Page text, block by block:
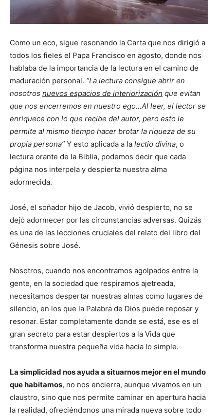
Como un eco, sigue resonando la Carta que nos dirigió a
todos los fieles el Papa Francisco en agosto, donde nos
hablaba de la importancia de la lectura en el camino de
maduración personal. “La lectura consigue abrir en
nosotros nuevos espacios de interiorización que evitan
que nos encerremos en nuestro ego…Al leer, el lector se
enriquece con lo que recibe del autor, pero esto le
permite al mismo tiempo hacer brotar la riqueza de su
propia persona” Y esto aplicada a la lectio divina, o
lectura orante de la Biblia, podemos decir que cada
página nos interpela y despierta nuestra alma
adormecida.
José, el soñador hijo de Jacob, vivió despierto, no se
dejó adormecer por las circunstancias adversas. Quizás
es una de las lecciones cruciales del relato del libro del
Génesis sobre José.
Nosotros, cuando nos encontramos agolpados entre la
gente, en la sociedad que respiramos ajetreada,
necesitamos despertar nuestras almas como lugares de
silencio, en los que la Palabra de Dios puede reposar y
resonar. Estar completamente donde se está, ese es el
gran secreto para estar despiertos a la Vida que
transforma nuestra pequeña vida hacia lo simple.
La simplicidad nos ayuda a situarnos mejor en el mundo
que habitamos, no nos encierra, aunque vivamos en un
claustro, sino que nos permite caminar en apertura hacia
la realidad, ofreciéndonos una mirada nueva sobre todo